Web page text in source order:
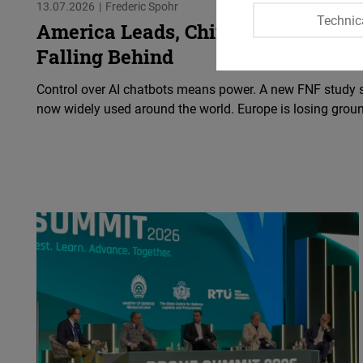
13.07.2026 Frederic Spohr
America Leads, China Is Catching
Falling Behind
Control over AI chatbots means power. A new FNF
now widely used around the world. Europe is losing